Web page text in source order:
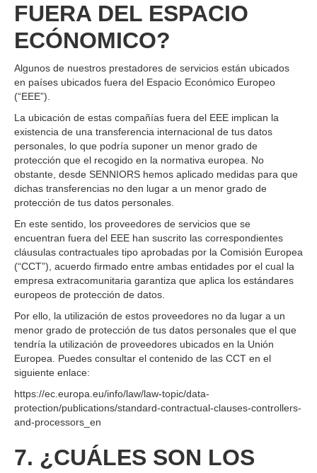
FUERA DEL ESPACIO
ECÓNOMICO?
Algunos de nuestros prestadores de servicios están ubicados
en países ubicados fuera del Espacio Económico Europeo
(“EEE”).
La ubicación de estas compañías fuera del EEE implican la
existencia de una transferencia internacional de tus datos
personales, lo que podría suponer un menor grado de
protección que el recogido en la normativa europea. No
obstante, desde SENNIORS hemos aplicado medidas para que
dichas transferencias no den lugar a un menor grado de
protección de tus datos personales.
En este sentido, los proveedores de servicios que se
encuentran fuera del EEE han suscrito las correspondientes
cláusulas contractuales tipo aprobadas por la Comisión Europea
(“CCT”), acuerdo firmado entre ambas entidades por el cual la
empresa extracomunitaria garantiza que aplica los estándares
europeos de protección de datos.
Por ello, la utilización de estos proveedores no da lugar a un
menor grado de protección de tus datos personales que el que
tendría la utilización de proveedores ubicados en la Unión
Europea. Puedes consultar el contenido de las CCT en el
siguiente enlace:
https://ec.europa.eu/info/law/law-topic/data-
protection/publications/standard-contractual-clauses-controllers-
and-processors_en
7. ¿CUÁLES SON LOS